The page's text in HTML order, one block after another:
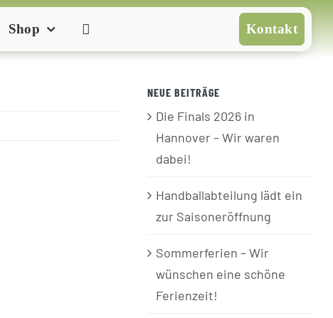
Shop Kontakt
NEUE BEITRÄGE
Die Finals 2026 in
Hannover – Wir waren
dabei!
Handballabteilung lädt ein
zur Saisoneröffnung
Sommerferien – Wir
wünschen eine schöne
Ferienzeit!